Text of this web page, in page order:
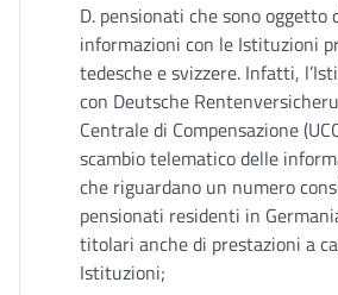
D. pensionati che sono oggetto
informazioni con le Istituzioni
tedesche e svizzere. Infatti,
con Deutsche
Centrale di Compensazione
scambio telematico delle
che riguardano un numero
pensionati residenti in
titolari anche di prestazioni a
Istituzioni;